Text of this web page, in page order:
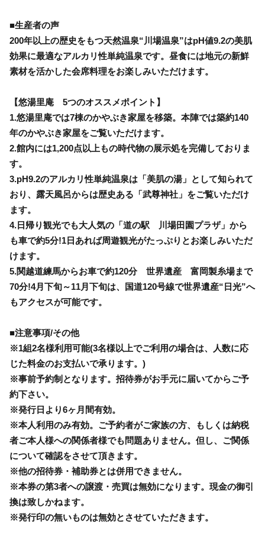
■生産者の声
200年以上の歴史をもつ天然温泉“川場温泉”はpH値9.2の美肌
効果に最適なアルカリ性単純温泉です。昼食には地元の新鮮
素材を活かした会席料理をお楽しみいただけます。
【悠湯里庵 5つのオススメポイント】
1.悠湯里庵では7棟のかやぶき家屋を移築。本陣では築約140
年のかやぶき家屋をご覧いただけます。
2.館内には1,200点以上もの時代物の展示処を完備しておりま
す。
3.pH9.2のアルカリ性単純温泉は「美肌の湯」として知られて
おり、露天風呂からは歴史ある「武尊神社」をご覧いただけ
ます。
4.日帰り観光でも大人気の「道の駅 川場田園プラザ」から
も車で約5分!1日あれば周遊観光がたっぷりとお楽しみいただ
けます。
5.関越道練馬からお車で約120分 世界遺産 富岡製糸場まで
70分!4月下旬～11月下旬は、国道120号線で世界遺産“日光”へ
もアクセスが可能です。
■注意事項/その他
※1組2名様利用可能(3名様以上でご利用の場合は、人数に応
じた料金のお支払いで承ります。)
※事前予約制となります。招待券がお手元に届いてからご予
約下さい。
※発行日より6ヶ月間有効。
※本人利用のみ有効。ご予約者がご家族の方、もしくは納税
者ご本人様への関係者様でも問題ありません。但し、ご関係
について確認をさせて頂きます。
※他の招待券・補助券とは併用できません。
※本券の第3者への譲渡・売買は無効になります。現金の御引
換は致しかねます。
※発行印の無いものは無効とさせていただきます。